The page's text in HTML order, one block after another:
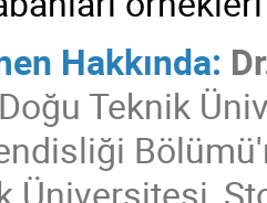
Hakkında:
Teknik
Üniversitesi,